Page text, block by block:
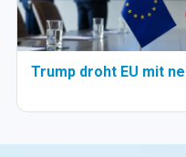
Trump droht EU mit